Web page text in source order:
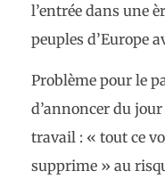
l’entrée dans une
peuples d’Europe
Problème pour le
d’annoncer du
travail : « tout ce
supprime » au